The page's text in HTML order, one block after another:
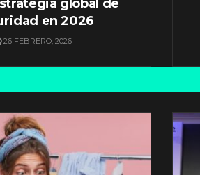
global de
en 2026
26 FEBRERO, 2026